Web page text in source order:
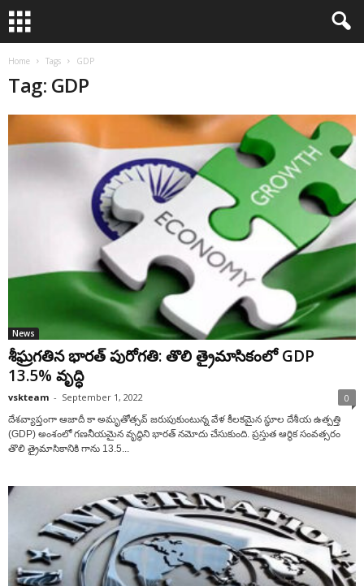
Home Tags GDP
Tag: GDP
News
శీఘ్రగతిన భారత్ పురోగతి: తొలి త్రైమాసికంలో GDP
13.5% వృద్ధి
vskteam - September 1, 2022 0
దేశవ్యాప్తంగా ఆజాదీ కా అమృతోత్సవ్ జరుపుకుంటున్న వేళ కీలకమైన స్థూల దేశీయ ఉత్పత్తి
(GDP) అంశంలో గణనీయమైన వృద్ధిని భారత్ నమోదు చేసుకుంది. ప్రస్తుత ఆర్థిక సంవత్సరం
తొలి త్రైమాసికానికి గాను 13.5...